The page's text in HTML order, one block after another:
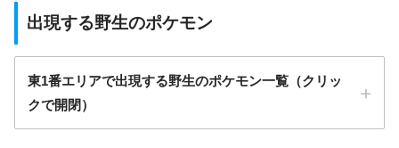
出現する野生のポケモン
東1番エリアで出現する野生のポケモン一覧（クリッ
クで開閉）